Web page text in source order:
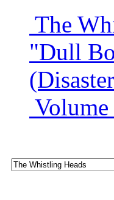
The
"Dull
Volume